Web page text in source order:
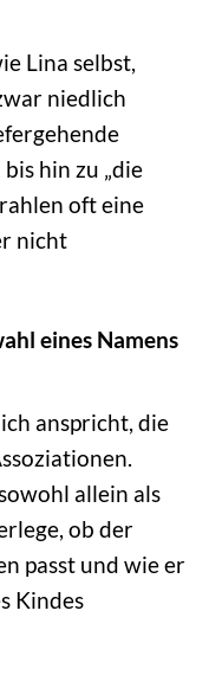
Lina selbst,
niedlich
hin zu „die
oft eine
nicht
eines Namens
anspricht, die
allein als
ob der
passt und wie er
Kindes